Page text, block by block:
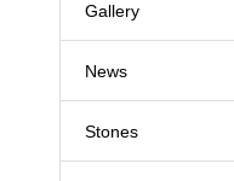
Gallery
News
Stones